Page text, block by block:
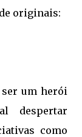
originais:
um herói
despertar
como